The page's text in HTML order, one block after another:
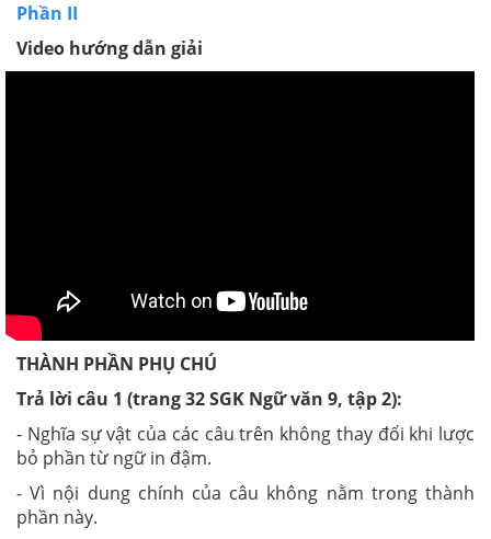
Phần II
Video hướng dẫn giải
THÀNH PHẦN PHỤ CHÚ
Trả lời câu 1 (trang 32 SGK Ngữ văn 9, tập 2):
- Nghĩa sự vật của các câu trên không thay đổi khi lược
bỏ phần từ ngữ in đậm.
- Vì nội dung chính của câu không nằm trong thành
phần này.